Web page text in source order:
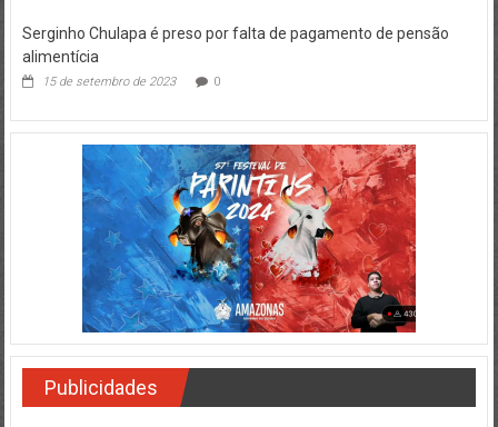
Serginho Chulapa é preso por falta de pagamento de pensão
alimentícia
15 de setembro de 2023 0
Publicidades